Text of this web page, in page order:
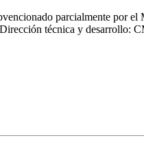
parcialmente por
técnica y desarrollo: